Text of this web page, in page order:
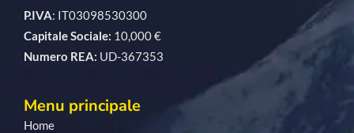
P.IVA: IT03098530300
Capitale Sociale: 10,000 €
Numero REA: UD-367353
Menu principale
Home